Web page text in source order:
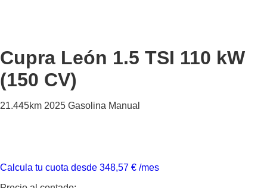
Cupra León 1.5 TSI 110 kW
(150 CV)
21.445km 2025 Gasolina Manual
Calcula tu cuota desde 348,57 € /mes